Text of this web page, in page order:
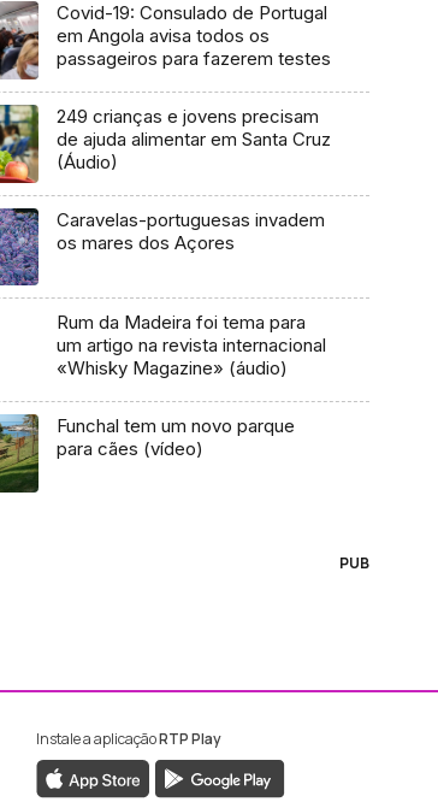
Covid-19: Consulado de Portugal
em Angola avisa todos os
passageiros para fazerem testes
249 crianças e jovens precisam
de ajuda alimentar em Santa Cruz
(Áudio)
Caravelas-portuguesas invadem
os mares dos Açores
Rum da Madeira foi tema para
um artigo na revista internacional
«Whisky Magazine» (áudio)
Funchal tem um novo parque
para cães (vídeo)
PUB
RTP Madeira
da RTP Madeira
Instale a aplicaçãoRTP Play